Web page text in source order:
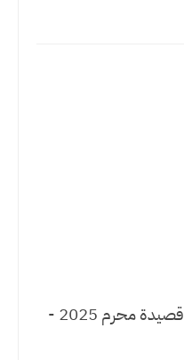
لطميات مكتوبه اكثر من 100 قصيدة محرم 2025 -